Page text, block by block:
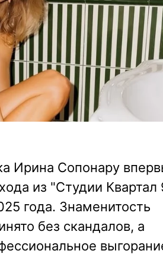
Ирина Сопонару
из "Студии Квартал
года. Знаменитость
без скандалов, а